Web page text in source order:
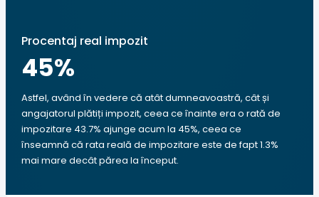
Procentaj real impozit
45%
Astfel, având în vedere că atât dumneavoastră, cât și
angajatorul plătiți impozit, ceea ce înainte era o rată de
impozitare 43.7% ajunge acum la 45%, ceea ce
înseamnă că rata reală de impozitare este de fapt 1.3%
mai mare decât părea la început.